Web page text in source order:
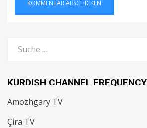
for:
KURDISH CHANNEL FREQUENCY
Amozhgary TV
Çira TV